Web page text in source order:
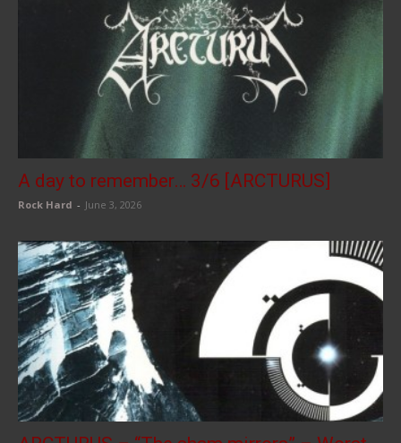
A day to remember… 3/6 [ARCTURUS]
Rock Hard - June 3, 2026